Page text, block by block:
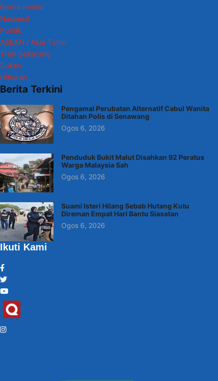
Berita terkini
Nasional
Politik
ASEAN / Asia Timur
Tren Sekarang
Sukan
Hiburan
Berita Terkini
Pengamal Perubatan Alternatif Cabul Wanita
Ditahan Polis di Senawang
Ogos 6, 2026
Penduduk Bukit Malut Disahkan 92 Peratus
Warga Malaysia Sah
Ogos 6, 2026
Suami Isteri Hilang Sebab Hutang Kutu
Direman Empat Hari Bantu Siasatan
Ogos 6, 2026
Ikuti Kami